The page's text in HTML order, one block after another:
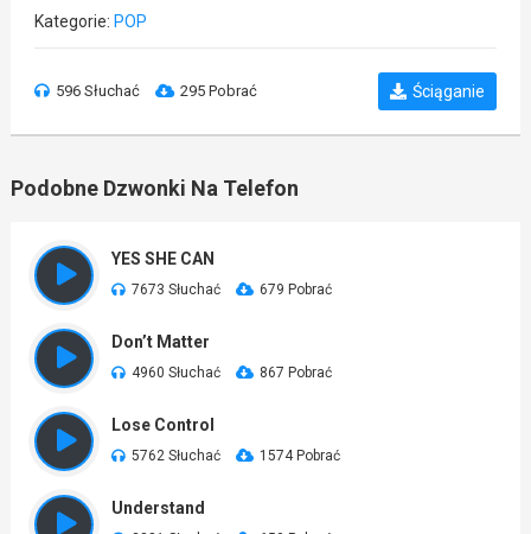
Kategorie: POP
596 Słuchać 295 Pobrać Ściąganie
Podobne Dzwonki Na Telefon
YES SHE CAN
7673 Słuchać 679 Pobrać
Don’t Matter
4960 Słuchać 867 Pobrać
Lose Control
5762 Słuchać 1574 Pobrać
Understand